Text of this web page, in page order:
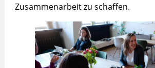
Zusammenarbeit zu schaffen.